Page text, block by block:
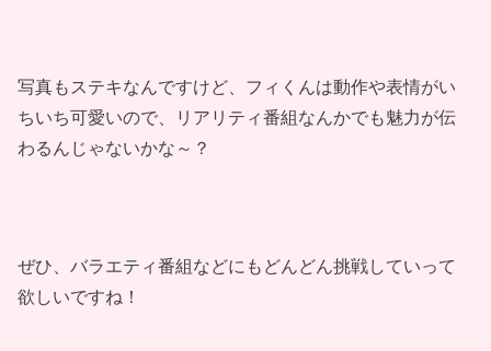
写真もステキなんですけど、フィくんは動作や表情がい
ちいち可愛いので、リアリティ番組なんかでも魅力が伝
わるんじゃないかな～？
ぜひ、バラエティ番組などにもどんどん挑戦していって
欲しいですね！